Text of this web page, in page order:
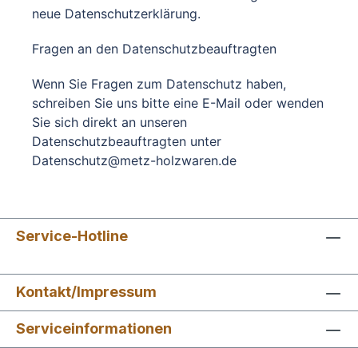
neue Datenschutzerklärung.
Fragen an den Datenschutzbeauftragten
Wenn Sie Fragen zum Datenschutz haben,
schreiben Sie uns bitte eine E-Mail oder wenden
Sie sich direkt an unseren
Datenschutzbeauftragten unter
Datenschutz@metz-holzwaren.de
Service-Hotline
Kontakt/Impressum
Serviceinformationen